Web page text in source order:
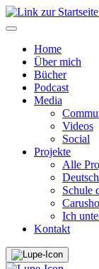
Home
Über mich
Bücher
Podcast
Media
Videos
Social
Projekte
Alle
Schule
Ich
Kontakt